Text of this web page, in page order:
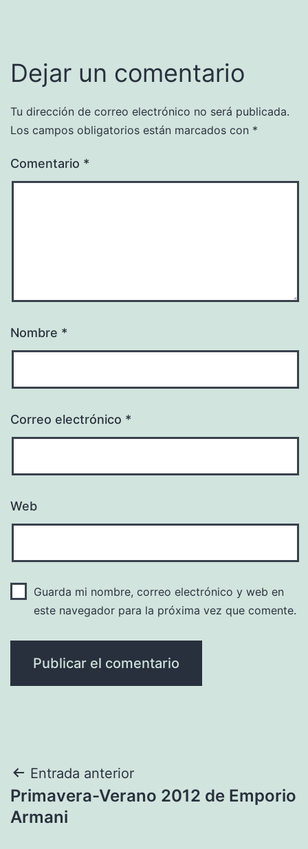
Dejar un comentario
Tu dirección de correo electrónico no será publicada.
Los campos obligatorios están marcados con *
Comentario *
Nombre *
Correo electrónico *
Web
Guarda mi nombre, correo electrónico y web en
este navegador para la próxima vez que comente.
Navegación
de
Entrada anterior
Primavera-Verano 2012 de Emporio
Armani